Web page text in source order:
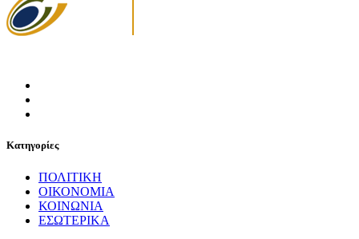
Κατηγορίες
ΠΟΛΙΤΙΚΗ
ΟΙΚΟΝΟΜΙΑ
ΚΟΙΝΩΝΙΑ
ΕΣΩΤΕΡΙΚΑ